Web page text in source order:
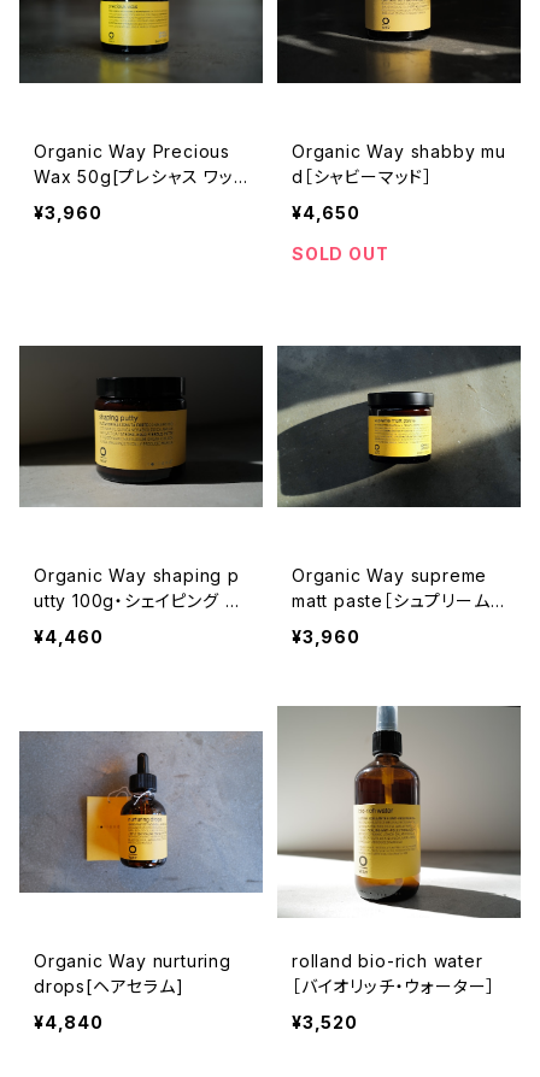
Organic Way Precious
Wax 50g[プレシャス ワッ
クス・オーガニックWax]
¥3,960
Organic Way shabby mu
d［シャビーマッド］
¥4,650
SOLD OUT
Organic Way shaping p
utty 100g・シェイピング パ
ティ[ファイバーワックス]
¥4,460
Organic Way supreme
matt paste［シュプリーム・
マットペースト]
¥3,960
Organic Way nurturing
drops[ヘアセラム]
¥4,840
rolland bio-rich water
［バイオリッチ・ウォーター］
¥3,520